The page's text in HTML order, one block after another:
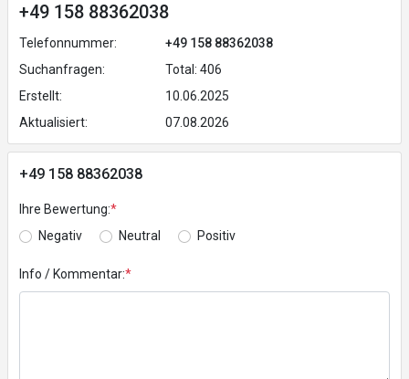
+49 158 88362038
Telefonnummer:
+49 158 88362038
Suchanfragen:
Total: 406
Erstellt:
10.06.2025
Aktualisiert:
07.08.2026
+49 158 88362038
Ihre Bewertung:*
Negativ
Neutral Positiv
Info / Kommentar:*